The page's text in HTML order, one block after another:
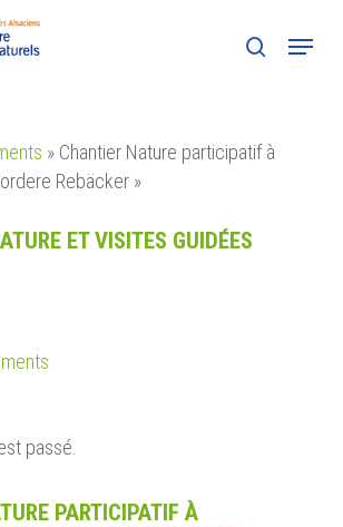
search
Menu
» Chantier Nature participatif à
Rebäcker »
ET VISITES GUIDÉES
passé.
PARTICIPATIF À